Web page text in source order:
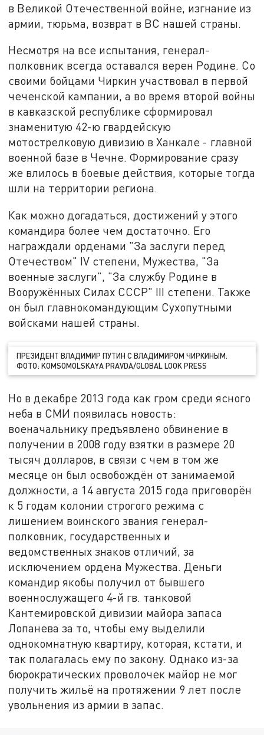
в Великой Отечественной войне, изгнание из
армии, тюрьма, возврат в ВС нашей страны.
Несмотря на все испытания, генерал-
полковник всегда оставался верен Родине. Со
своими бойцами Чиркин участвовал в первой
чеченской кампании, а во время второй войны
в кавказской республике сформировал
знаменитую 42-ю гвардейскую
мотострелковую дивизию в Ханкале - главной
военной базе в Чечне. Формирование сразу
же влилось в боевые действия, которые тогда
шли на территории региона.
Как можно догадаться, достижений у этого
командира более чем достаточно. Его
награждали орденами "За заслуги перед
Отечеством" IV степени, Мужества, "За
военные заслуги", "За службу Родине в
Вооружённых Силах СССР" III степени. Также
он был главнокомандующим Сухопутными
войсками нашей страны.
ПРЕЗИДЕНТ ВЛАДИМИР ПУТИН С ВЛАДИМИРОМ ЧИРКИНЫМ.
ФОТО: KOMSOMOLSKAYA PRAVDA/GLOBAL LOOK PRESS
Но в декабре 2013 года как гром среди ясного
неба в СМИ появилась новость:
военачальнику предъявлено обвинение в
получении в 2008 году взятки в размере 20
тысяч долларов, в связи с чем в том же
месяце он был освобождён от занимаемой
должности, а 14 августа 2015 года приговорён
к 5 годам колонии строгого режима с
лишением воинского звания генерал-
полковник, государственных и
ведомственных знаков отличий, за
исключением ордена Мужества. Деньги
командир якобы получил от бывшего
военнослужащего 4-й гв. танковой
Кантемировской дивизии майора запаса
Лопанева за то, чтобы ему выделили
однокомнатную квартиру, которая, кстати, и
так полагалась ему по закону. Однако из-за
бюрократических проволочек майор не мог
получить жильё на протяжении 9 лет после
увольнения из армии в запас.